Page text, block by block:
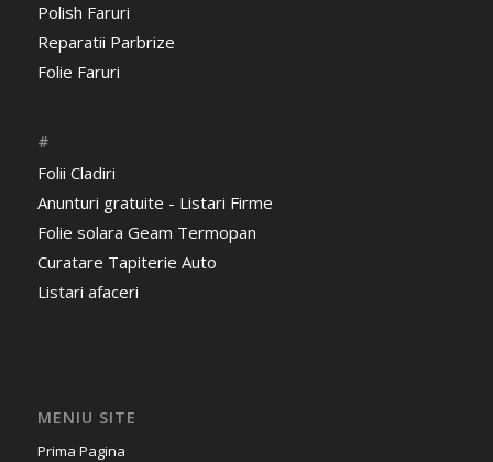
Polish Faruri
Reparatii Parbrize
Folie Faruri
#
Folii Cladiri
Anunturi gratuite - Listari Firme
Folie solara Geam Termopan
Curatare Tapiterie Auto
Listari afaceri
MENIU SITE
Prima Pagina